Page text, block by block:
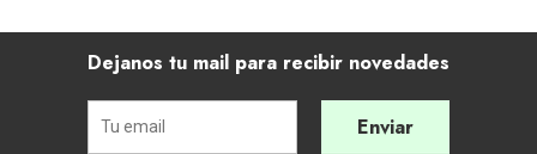
Dejanos tu mail para recibir novedades
Enviar